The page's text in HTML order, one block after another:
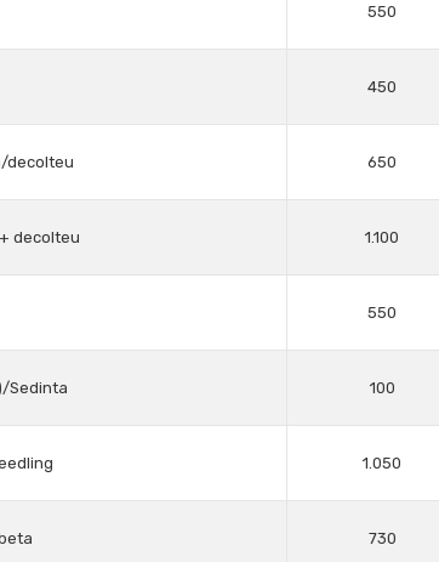
550
450
decolteu 650
decolteu 1.100
550
Sedinta 100
1.050
730